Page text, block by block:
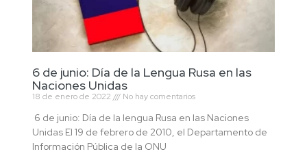
6 de junio: Día de la Lengua Rusa en las
Naciones Unidas
18 de enero de 2022 No hay comentarios
6 de junio: Día de la lengua Rusa en las Naciones
Unidas El 19 de febrero de 2010, el Departamento de
Información Pública de la ONU